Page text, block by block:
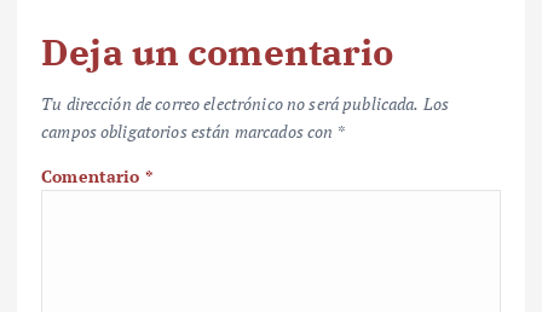
Deja un comentario
Tu dirección de correo electrónico no será publicada. Los
campos obligatorios están marcados con *
Comentario *